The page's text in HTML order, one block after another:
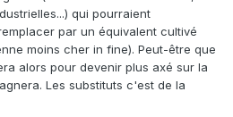
qui pourraient
par un équivalent cultivé
moins cher in fine). Peut-être que
alors pour devenir plus axé sur la
Les substituts c'est de la